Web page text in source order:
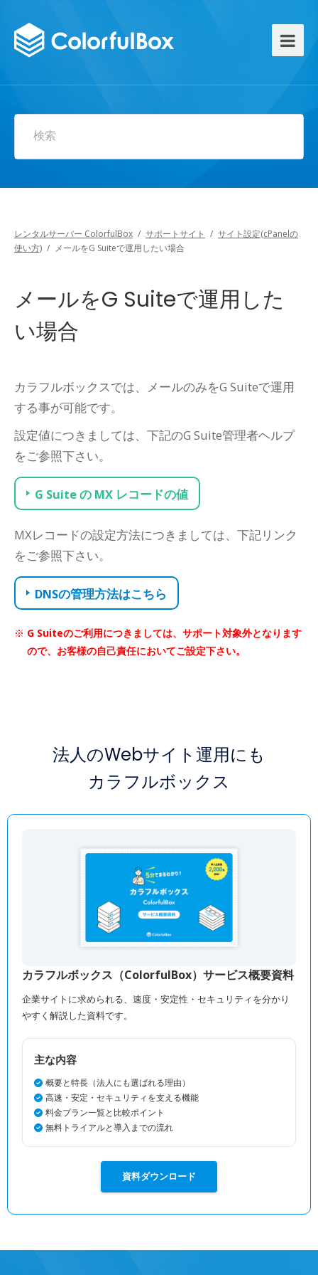
検索
レンタルサーバー ColorfulBox / サポートサイト / サイト設定(cPanelの
使い方) / メールをG Suiteで運用したい場合
メールをG Suiteで運用した
い場合
カラフルボックスでは、メールのみをG Suiteで運用
する事が可能です。
設定値につきましては、下記のG Suite管理者ヘルプ
をご参照下さい。
G Suite の MX レコードの値
MXレコードの設定方法につきましては、下記リンク
をご参照下さい。
DNSの管理方法はこちら
G Suiteのご利用につきましては、サポート対象外となります
ので、お客様の自己責任においてご設定下さい。
法人のWebサイト運用にも
カラフルボックス
カラフルボックス（ColorfulBox）サービス概要資料
企業サイトに求められる、速度・安定性・セキュリティを分かり
やすく解説した資料です。
主な内容
概要と特長（法人にも選ばれる理由）
高速・安定・セキュリティを支える機能
料金プラン一覧と比較ポイント
無料トライアルと導入までの流れ
資料ダウンロード